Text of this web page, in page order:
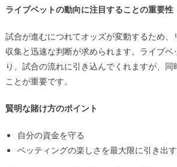
ライブベットの動向に注目することの重要性
試合が進むにつれてオッズが変動するため
収集と迅速な判断が求められます。ライブ
り、試合の流れに引き込んでくれますが、
ことが重要です。
賢明な賭け方のポイント
自分の資金を守る
ベッティングの楽しさを最大限に引き出す